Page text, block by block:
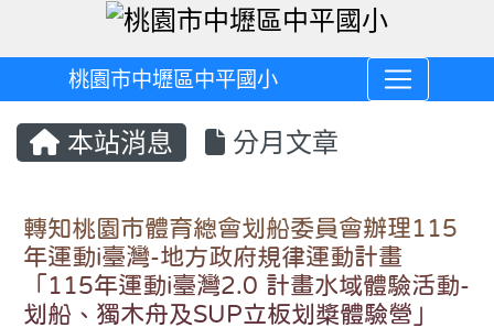
桃園市中壢區中平國小
本站消息 分月文章
轉知桃園市體育總會划船委員會辦理115
年運動i臺灣-地方政府規律運動計畫
「115年運動i臺灣2.0 計畫水域體驗活動-
划船、獨木舟及SUP立板划槳體驗營」